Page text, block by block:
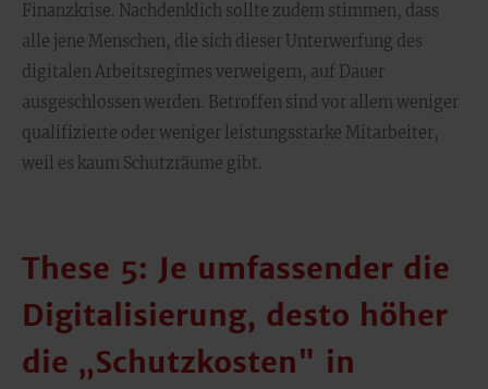
Finanzkrise. Nachdenklich sollte zudem stimmen, dass
alle jene Menschen, die sich dieser Unterwerfung des
digitalen Arbeitsregimes verweigern, auf Dauer
ausgeschlossen werden. Betroffen sind vor allem weniger
qualifizierte oder weniger leistungsstarke Mitarbeiter,
weil es kaum Schutzräume gibt.
These 5: Je umfassender die
Digitalisierung, desto höher
die „Schutzkosten" in